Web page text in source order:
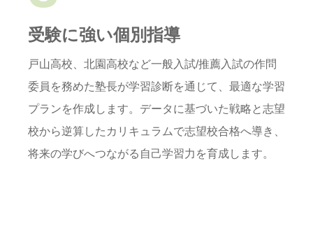
受験に強い個別指導
戸山高校、北園高校など一般入試/推薦入試の作問
委員を務めた塾長が学習診断を通じて、最適な学習
プランを作成します。 データに基づいた戦略と志望
校から逆算したカリキュラムで志望校合格へ導き、
将来の学びへつながる自己学習力を育成します。